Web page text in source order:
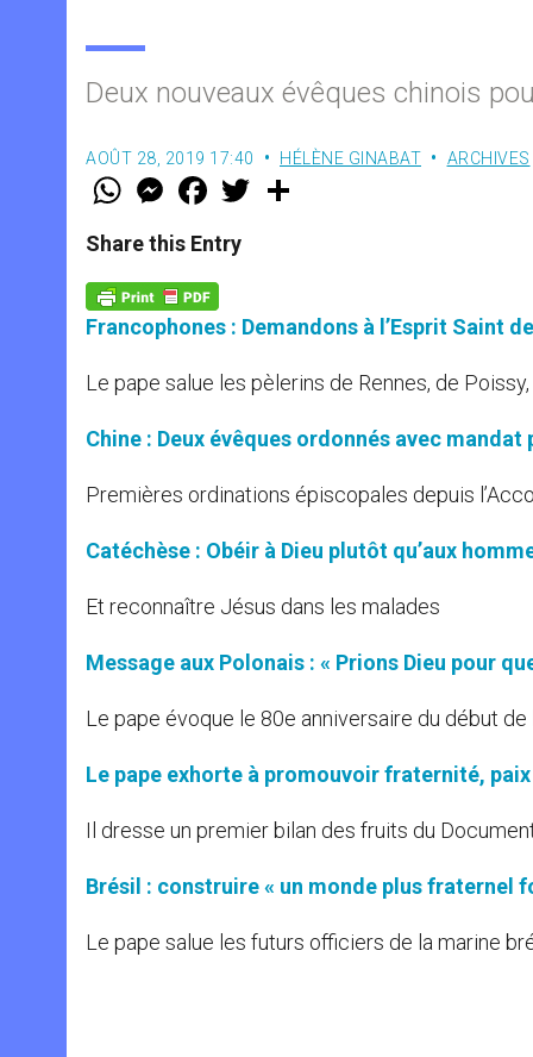
Deux nouveaux évêques chinois
AOÛT 28, 2019 17:40 HÉLÈNE GINABAT ARCHIVES
W
t
s
p
p
M
e
s
e
g
e
r
F
a
e
b
o
k
w
Share this Entry
Francophones : Demandons à l’Esprit Saint
Le pape salue les pèlerins de Rennes, de
Chine : Deux évêques ordonnés avec
Premières ordinations épiscopales depuis
Catéchèse : Obéir à Dieu plutôt qu’aux
Et reconnaître Jésus dans les malades
Message aux Polonais : « Prions Dieu pour
Le pape évoque le 80e anniversaire du début
Le pape exhorte à promouvoir fraternité,
Il dresse un premier bilan des fruits du
Brésil : construire « un monde plus fraternel
Le pape salue les futurs officiers de la marine